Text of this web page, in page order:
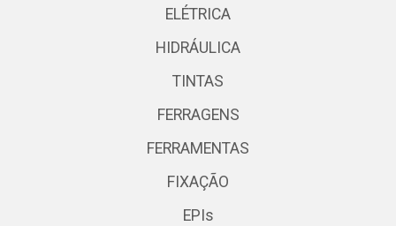
ELÉTRICA
HIDRÁULICA
TINTAS
FERRAGENS
FERRAMENTAS
FIXAÇÃO
EPIs